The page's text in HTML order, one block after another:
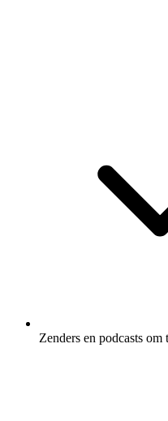
Zenders en podcasts om